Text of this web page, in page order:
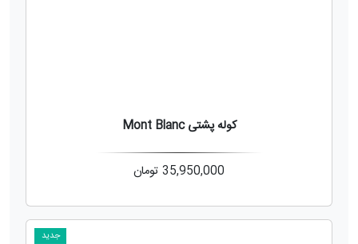
کوله پشتی Mont Blanc
35,950,000 تومان
جدید